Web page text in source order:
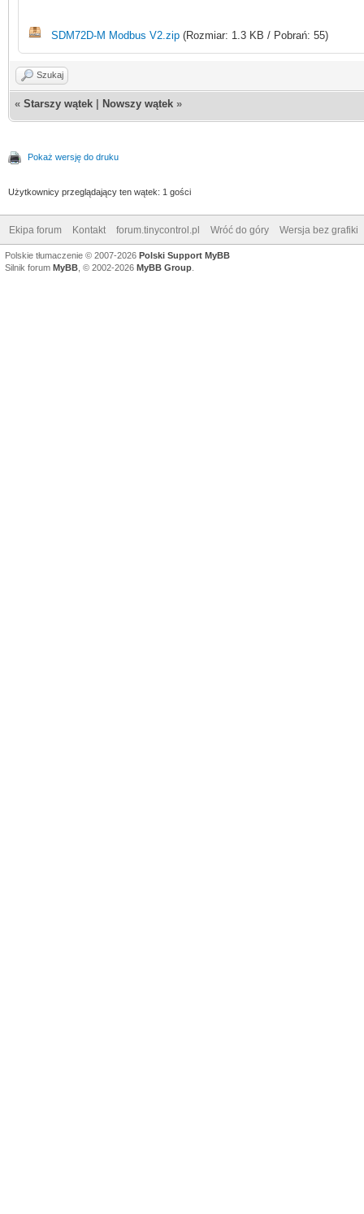
SDM72D-M Modbus V2.zip (Rozmiar: 1.3 KB / Pobrań: 55)
Szukaj
« Starszy wątek Nowszy wątek »
Pokaż wersję do druku
Użytkownicy przeglądający ten wątek: 1 gości
Ekipa forum Kontakt forum.tinycontrol.pl Wróć do góry Wersja bez grafiki
Polskie tłumaczenie © 2007-2026 Polski Support MyBB
Silnik forum MyBB , © 2002-2026 MyBB Group